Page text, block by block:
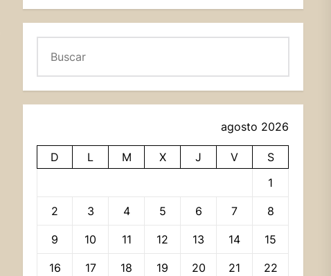
agosto 2026
D L M X J V
S
1
2 3 4 5 6 7 8
9 10 11 12 13 14 15
16 17 18 19 20 21 22